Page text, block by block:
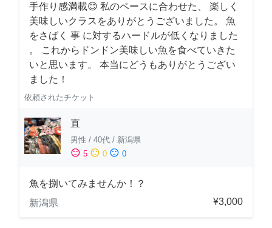
手作り感満載😊 私のペースに合わせた、 楽しく
美味しいクラスをありがとうございました。 魚
をさばく 事 に対するハードルが低くなりました
。 これからドンドン美味しい魚を食べていきた
いと思います。 本当にどうもありがとうござい
ました！
依頼されたチケット
直
男性 / 40代 / 新潟県
sentiment_satisfied 5 sentiment_neutral 0 sentiment_dissatisfied 0
魚を捌いてみませんか！？
新潟県
¥3,000